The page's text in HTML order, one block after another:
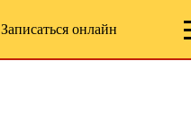
Записаться онлайн